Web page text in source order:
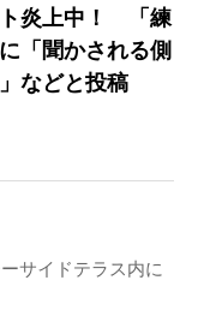
ト炎上中！ 「練
「聞かされる側
などと投稿
サイドテラス内に